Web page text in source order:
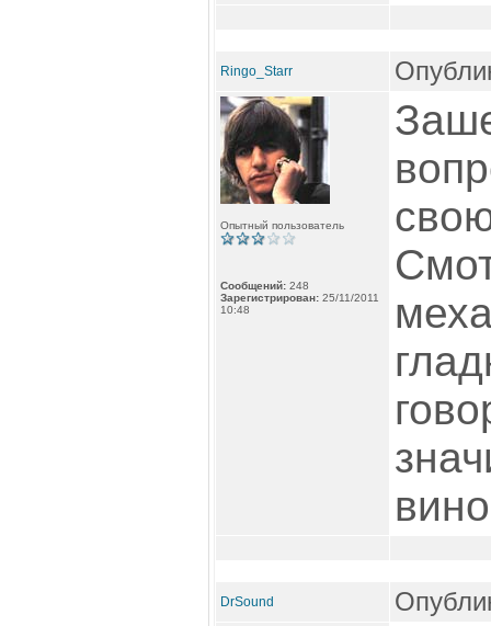
Ringo_Starr
Опытный пользователь
Сообщений: 248
Зарегистрирован: 25/11/2011
10:48
DrSound